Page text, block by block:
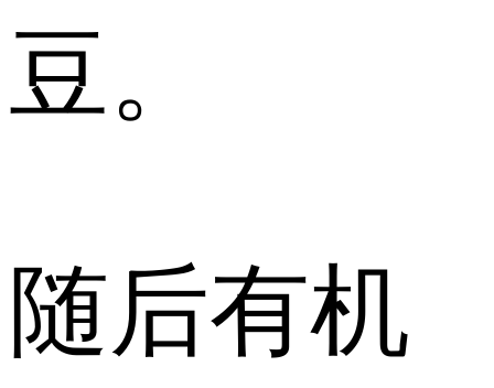
豆。
随后有机